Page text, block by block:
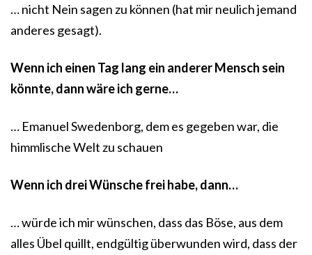
… nicht Nein sagen zu können (hat mir neulich jemand
anderes gesagt).
Wenn ich einen Tag lang ein anderer Mensch sein
könnte, dann wäre ich gerne…
… Emanuel Swedenborg, dem es gegeben war, die
himmlische Welt zu schauen
Wenn ich drei Wünsche frei habe, dann…
… würde ich mir wünschen, dass das Böse, aus dem
alles Übel quillt, endgültig überwunden wird, dass der